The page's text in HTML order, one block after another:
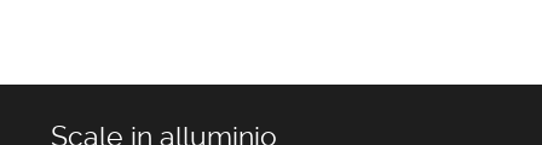
Scale in alluminio